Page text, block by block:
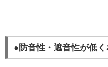
●防音性・遮音性が低